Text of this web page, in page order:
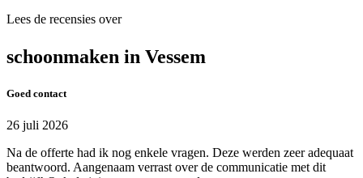
Lees de recensies over
schoonmaken in Vessem
Goed contact
26 juli 2026
Na de offerte had ik nog enkele vragen. Deze werden zeer adequaat
beantwoord. Aangenaam verrast over de communicatie met dit